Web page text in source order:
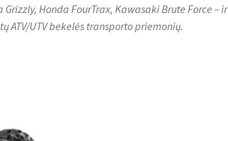
Grizzly, Honda FourTrax, Kawasaki Brute Force – ir
ATV/UTV bekelės transporto priemonių.